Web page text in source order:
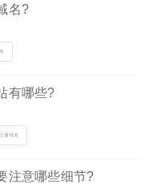
名?
有哪些?
注册域名
注意哪些细节?